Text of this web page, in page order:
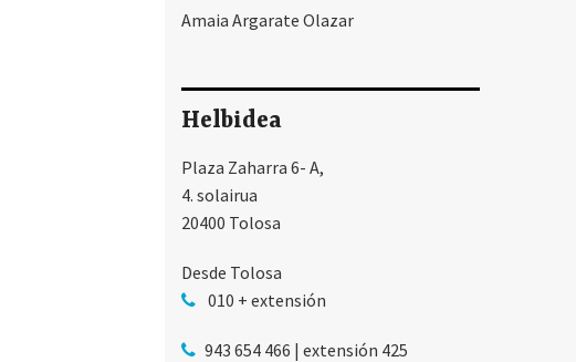
Amaia Argarate Olazar
Helbidea
Plaza Zaharra 6- A,
4. solairua
20400 Tolosa
Desde Tolosa
010 + extensión
943 654 466 | extensión 425